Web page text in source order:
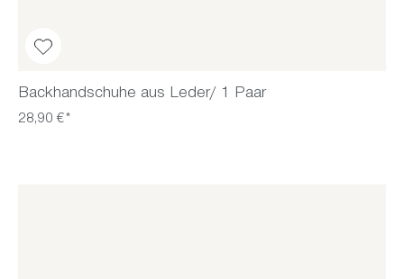
Backhandschuhe aus Leder/ 1 Paar
28,90 €*